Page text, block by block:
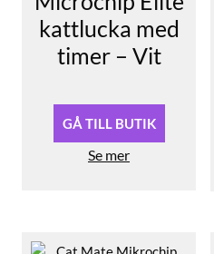
kattlucka med
timer – Vit
ursprungliga
priset
1249,90 kr.
nuvarande
priset
1129,00 kr.
GÅ TILL BUTIK
Se mer